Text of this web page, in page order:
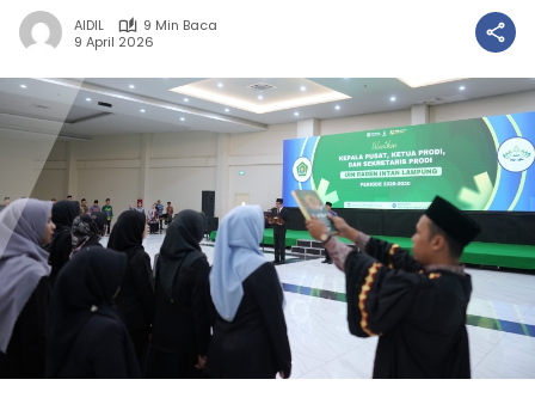
AIDIL
9 Min Baca
9 April 2026